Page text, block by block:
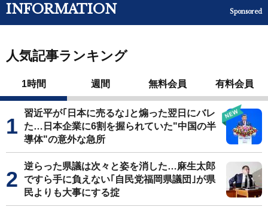
INFORMATION Sponsored
人気記事ランキング
1時間 週間 無料会員 有料会員
習近平が｢日本に売るな｣と煽った翌日にバレ
た…日本企業に6割を握られていた"中国の半
導体"の意外な急所
逆らった県議は次々と姿を消した…麻生太郎
ですら手に負えない｢自民党福岡県議団｣が県
民よりも大事にする掟